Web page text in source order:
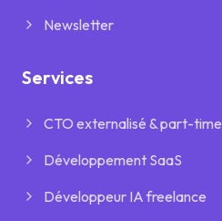
Newsletter
Services
CTO externalisé & part-time
Développement SaaS
Développeur IA freelance